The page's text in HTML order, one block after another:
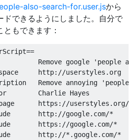
also-search-for.user.jsから
ドできるようにしました。自分で
ともできます：
Remove google 'people
http://userstyles.org
Remove annoying
Charlie Hayes
https://userstyles.org/
http://google.com/*
https://google.com/*
http://*.google.com/*